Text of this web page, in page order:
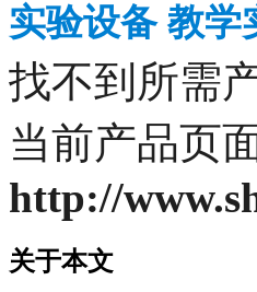
实验设备 教学
找不到所需
当前产品页
http://
关于本文